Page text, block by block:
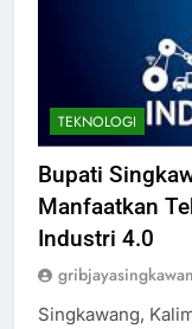
TEKNOLOGI
Bupati
Manfaatkan
Industri 4.0
Singkawang,